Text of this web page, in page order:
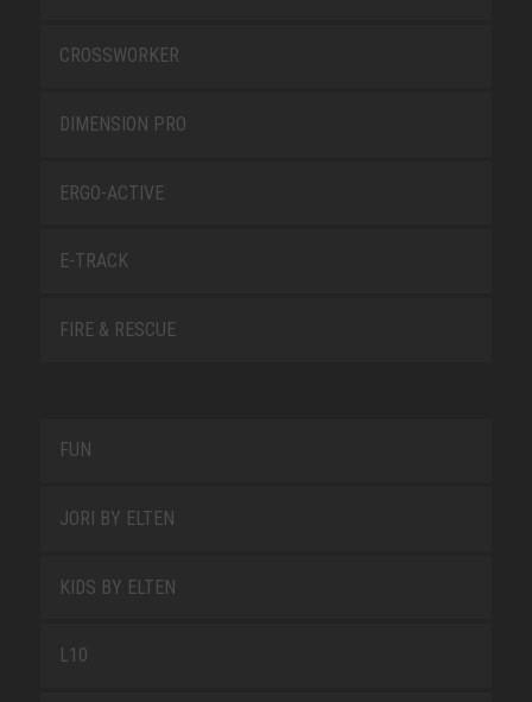
CROSSWORKER
DIMENSION PRO
ERGO-ACTIVE
E-TRACK
FIRE & RESCUE
FUN
JORI BY ELTEN
KIDS BY ELTEN
L10